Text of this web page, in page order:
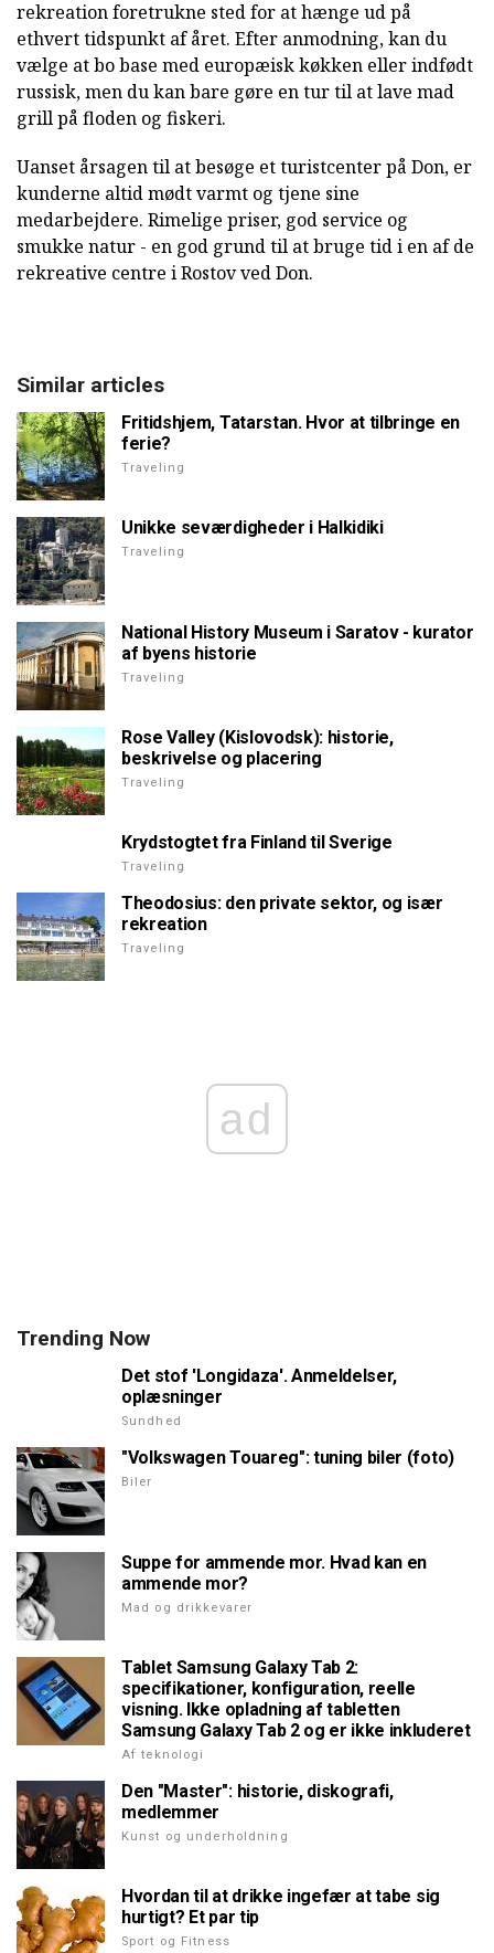
rekreation foretrukne sted for at hænge ud på
ethvert tidspunkt af året. Efter anmodning, kan du
vælge at bo base med europæisk køkken eller indfødt
russisk, men du kan bare gøre en tur til at lave mad
grill på floden og fiskeri.
Uanset årsagen til at besøge et turistcenter på Don, er
kunderne altid mødt varmt og tjene sine
medarbejdere. Rimelige priser, god service og
smukke natur - en god grund til at bruge tid i en af de
rekreative centre i Rostov ved Don.
Similar articles
Fritidshjem, Tatarstan. Hvor at tilbringe en
ferie?
Traveling
Unikke seværdigheder i Halkidiki
Traveling
National History Museum i Saratov - kurator
af byens historie
Traveling
Rose Valley (Kislovodsk): historie,
beskrivelse og placering
Traveling
Krydstogtet fra Finland til Sverige
Traveling
Theodosius: den private sektor, og især
rekreation
Traveling
ad
Trending Now
Det stof 'Longidaza'. Anmeldelser,
oplæsninger
Sundhed
"Volkswagen Touareg": tuning biler (foto)
Biler
Suppe for ammende mor. Hvad kan en
ammende mor?
Mad og drikkevarer
Tablet Samsung Galaxy Tab 2:
specifikationer, konfiguration, reelle
visning. Ikke opladning af tabletten
Samsung Galaxy Tab 2 og er ikke inkluderet
Af teknologi
Den "Master": historie, diskografi,
medlemmer
Kunst og underholdning
Hvordan til at drikke ingefær at tabe sig
hurtigt? Et par tip
Sport og Fitness